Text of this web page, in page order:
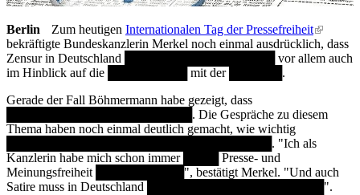
Berlin Zum heutigen Internationalen Tag der Pressefreiheit(link is
external)
bekräftigte Bundeskanzlerin Merkel noch einmal ausdrücklich, dass
Zensur in Deutschland █████████████████ vor allem auch
im Hinblick auf die █████████ mit der ██████.
Gerade der Fall Böhmermann habe gezeigt, dass
█████████████████████. Die Gespräche zu diesem
Thema haben noch einmal deutlich gemacht, wie wichtig
██████████████████████████████. "Ich als
Kanzlerin habe mich schon immer ████ Presse- und
Meinungsfreiheit ██████████", bestätigt Merkel. "Und auch
Satire muss in Deutschland ████████████████████".